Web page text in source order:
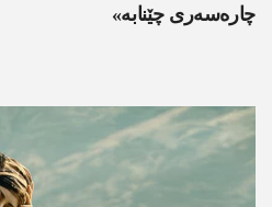
چاره‌سه‌ری چێنابه‌»